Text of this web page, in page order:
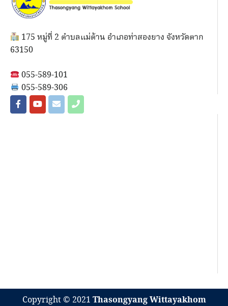
175 หมู่ที่ 2 ตำบลแม่ต้าน อำเภอท่าสองยาง จังหวัดตาก
63150
055-589-101
055-589-306
Copyright © 2021 Thasongyang Wittayakhom